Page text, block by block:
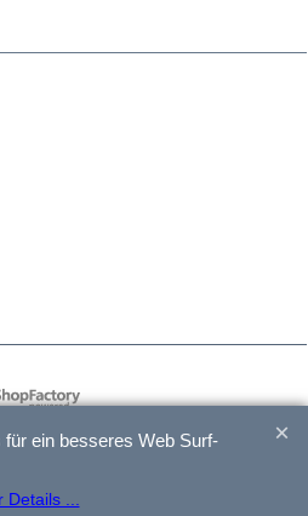
erstellt mit
Shop
ein besseres Web Surf-
Details ...